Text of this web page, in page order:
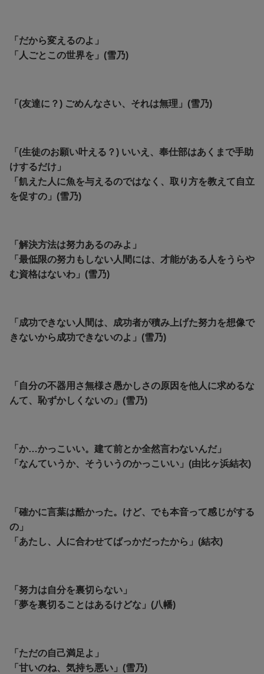
「だから変えるのよ」
「人ごとこの世界を」(雪乃)
「(友達に？) ごめんなさい、それは無理」(雪乃)
「(生徒のお願い叶える？) いいえ、奉仕部はあくまで手助
けするだけ」
「飢えた人に魚を与えるのではなく、取り方を教えて自立
を促すの」(雪乃)
「解決方法は努力あるのみよ」
「 最低限の努力もしない人間には、才能がある人をうらや
む資格はないわ」(雪乃)
「成功できない人間は、成功者が積み上げた努力を想像で
きないから成功できないのよ」(雪乃)
「自分の不器用さ無様さ愚かしさの原因を他人に求めるな
んて、恥ずかしくないの」(雪乃)
「か…かっこいい。建て前とか全然言わないんだ」
「なんていうか、そういうのかっこいい」(由比ヶ浜結衣)
「確かに言葉は酷かった。けど、でも本音って感じがする
の」
「あたし、人に合わせてばっかだったから」(結衣)
「努力は自分を裏切らない」
「夢を裏切ることはあるけどな」(八幡)
「ただの自己満足よ」
「甘いのね、気持ち悪い」(雪乃)